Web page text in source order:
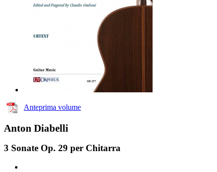
Anteprima volume
Anton Diabelli
3 Sonate Op. 29 per Chitarra